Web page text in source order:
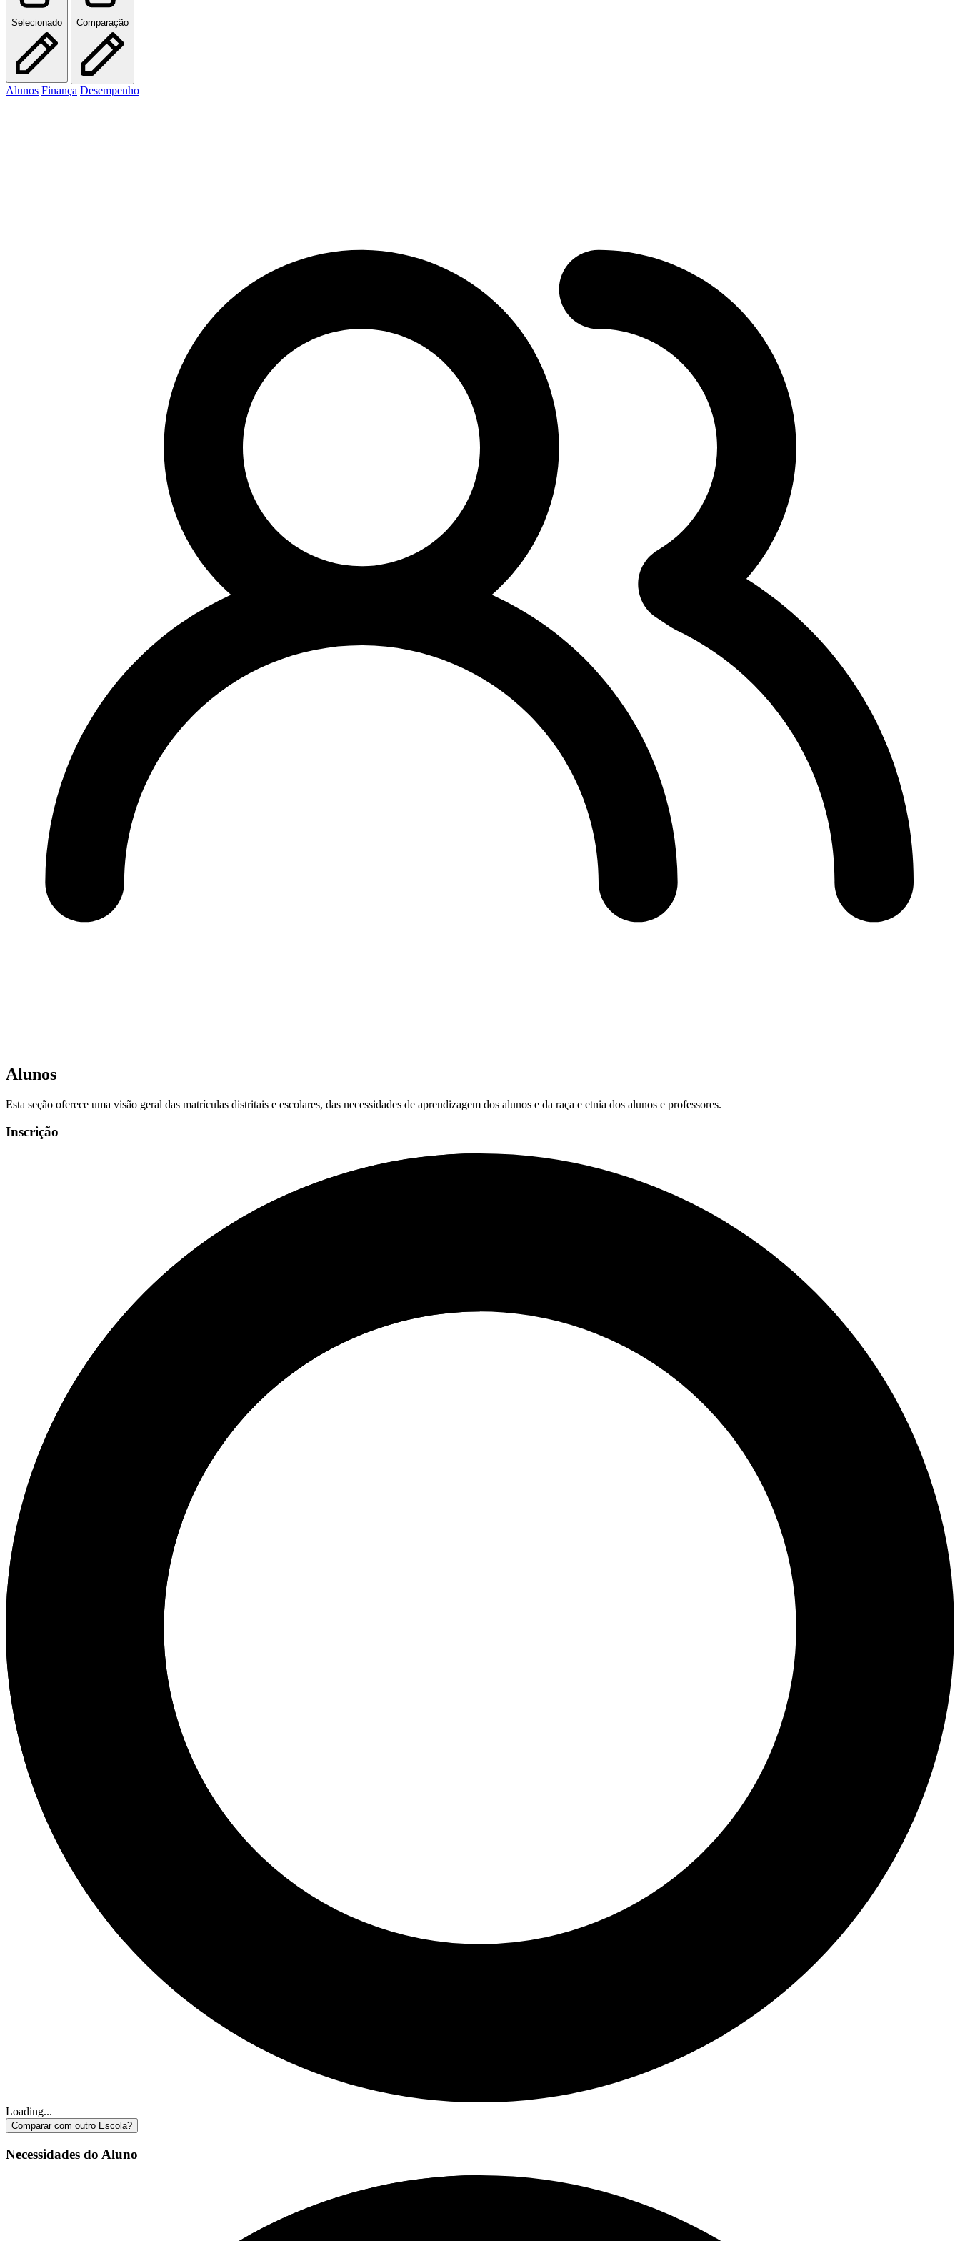
Selecionado Comparação
Alunos Finança Desempenho
Alunos
Esta seção oferece uma visão geral das matrículas distritais e escolares, das necessidades de aprendizagem dos alunos e da raça e etnia dos alunos e professores.
Inscrição
Loading...
Comparar com outro Escola?
Necessidades do Aluno